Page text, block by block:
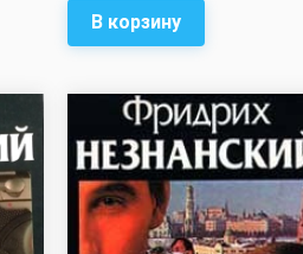
В корзину